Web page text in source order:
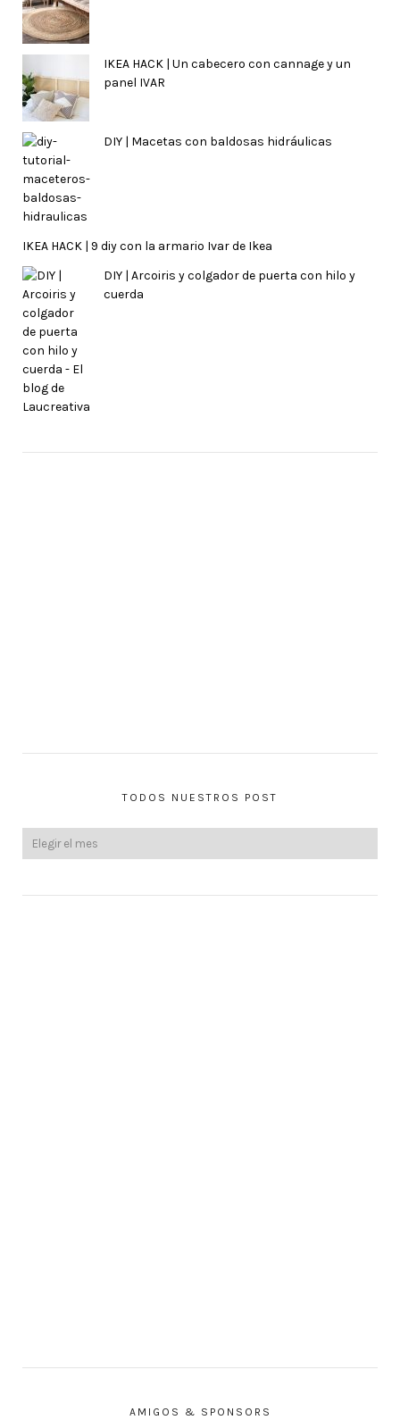
IKEA HACK | Un cabecero con cannage y un
panel IVAR
DIY | Macetas con baldosas hidráulicas
IKEA HACK | 9 diy con la armario Ivar de Ikea
DIY | Arcoiris y colgador de puerta con hilo y
cuerda
TODOS NUESTROS POST
AMIGOS & SPONSORS